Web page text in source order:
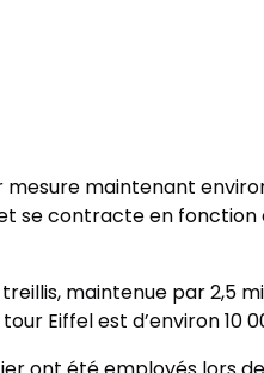
mesure maintenant
se contracte en fonction
maintenue par 2,5
Eiffel est d’environ 10